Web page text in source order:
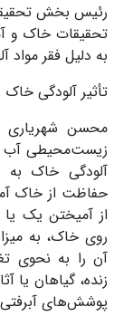
رئیس بخش
تحقیقات خاک و
به دلیل فقر
تأثیر آلودگی
محسن شهریاری
زیست‌محیطی آب
آلودگی خاک به
حفاظت از خاک
از آمیختن یک
روی خاک، به
آن را به نحوی
زنده، گیاهان یا
پوشش‌های